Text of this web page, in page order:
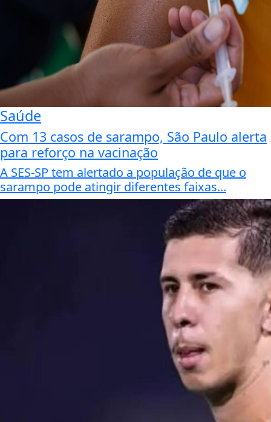
Saúde
Com 13 casos de sarampo, São Paulo alerta
para reforço na vacinação
A SES-SP tem alertado a população de que o
sarampo pode atingir diferentes faixas...